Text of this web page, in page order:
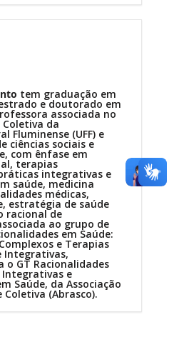
tem graduação em
e doutorado em
associada no
da
Fluminense (UFF) e
ciências sociais e
com ênfase em
terapias
integrativas e
saúde, medicina
médicas,
estratégia de saúde
racional de
ao grupo de
em Saúde:
e Terapias
Integrativas,
o GT Racionalidades
Integrativas e
Saúde, da Associação
Coletiva (Abrasco).